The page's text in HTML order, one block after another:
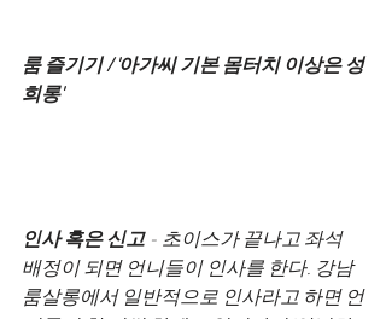
룸 즐기기 / '아가씨 기본 몸터치 이상은 성
희롱'
인사 혹은 신고 - 초이스가 끝나고 좌석
배정이 되면 언니들이 인사를 한다. 강남
룸살롱에서 일반적으로 인사라고 하면 언